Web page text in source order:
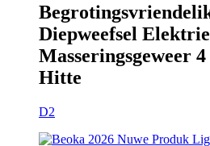
Diepweefsel
Masseringsgeweer
Hitte
D2